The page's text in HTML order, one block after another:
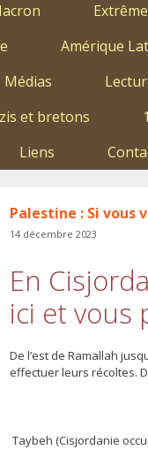
Amérique
Médias
et bretons
Liens
Palestine : Si vous
14 décembre 2023
En
ici et vous
De l’est de Ramallah
effectuer leurs récoltes.
Taybeh (Cisjordanie